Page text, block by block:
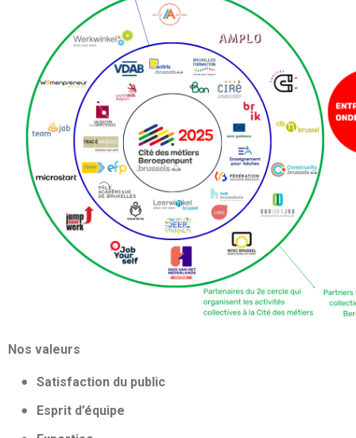
Nos valeurs
Satisfaction du public
Esprit d’équipe